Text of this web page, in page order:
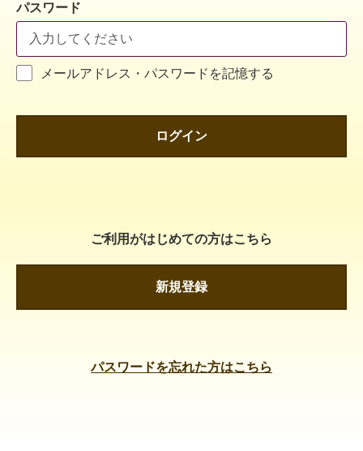
パスワード
メールアドレス・パスワードを記憶する
ログイン
ご利用がはじめての方はこちら
新規登録
パスワードを忘れた方はこちら